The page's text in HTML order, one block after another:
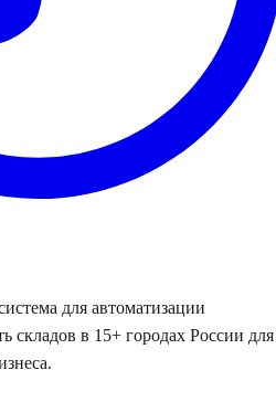
для автоматизации
складов в 15+ городах России для